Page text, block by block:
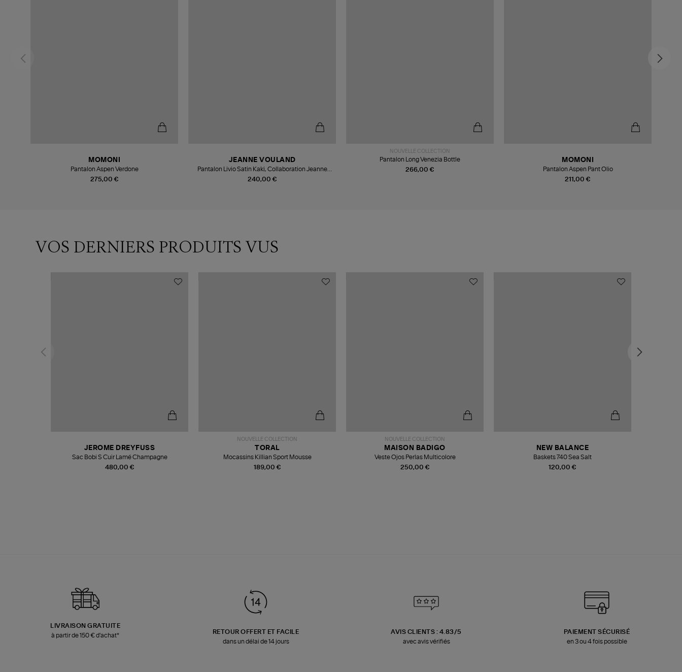
275,00 €
MOMONI
Pantalon Aspen Verdone
240,00 €
JEANNE VOULAND
Pantalon Livio Satin Kaki, Collaboration Jeanne
Vouland x Véronika Loubry
NOUVELLE COLLECTION
266,00 €
Pantalon Long Venezia Bottle
211,00 €
MOMONI
Pantalon Aspen Pant Olio
VOS DERNIERS PRODUITS VUS
480,00 €
JEROME DREYFUSS
Sac Bobi S Cuir Lamé Champagne
NOUVELLE COLLECTION
189,00 €
TORAL
Mocassins Killian Sport Mousse
NOUVELLE COLLECTION
250,00 €
MAISON BADIGO
Veste Ojos Perlas Multicolore
120,00 €
NEW BALANCE
Baskets 740 Sea Salt
LIVRAISON GRATUITE
à partir de 150 € d'achat*
RETOUR OFFERT ET FACILE
dans un délai de 14 jours
AVIS CLIENTS : 4.83/5
avec avis vérifiés
PAIEMENT SÉCURISÉ
en 3 ou 4 fois possible